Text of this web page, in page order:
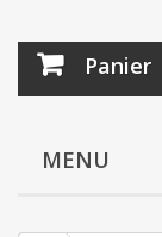
Panier
MENU